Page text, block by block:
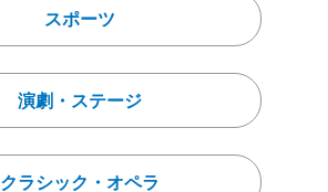
スポーツ
演劇・ステージ
クラシック・オペラ